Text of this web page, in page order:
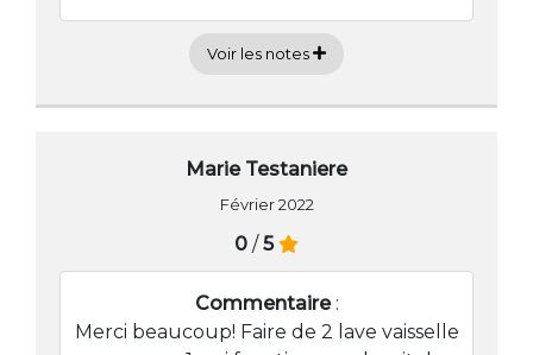
Voir les notes
Marie Testaniere
Février 2022
0 /5
Commentaire:
Merci beaucoup! Faire de 2 lave vaisselle